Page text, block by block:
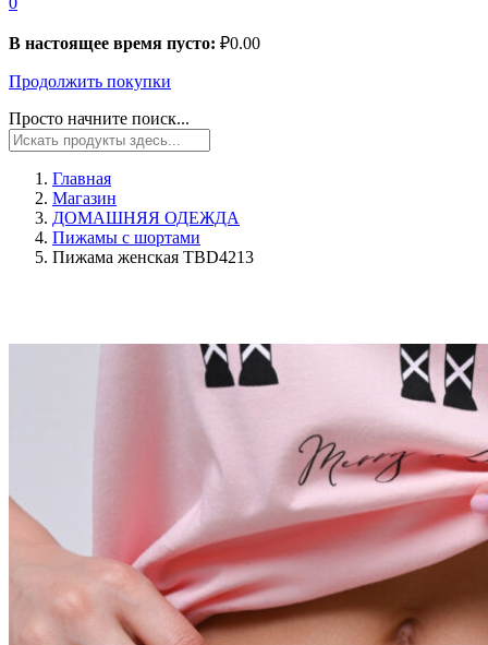
В настоящее время пусто: ₽0.00
Продолжить покупки
Просто начните поиск...
Главная
Магазин
ДОМАШНЯЯ ОДЕЖДА
Пижамы с шортами
Пижама женская TBD4213